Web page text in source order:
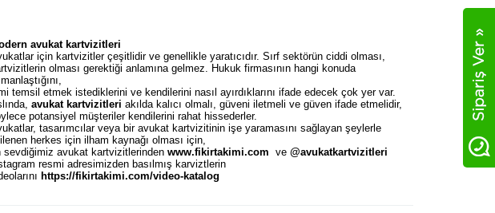
avukat kartvizitleri
için kartvizitler çeşitlidir ve genellikle yaratıcıdır. Sırf sektörün ciddi olması,
olması gerektiği anlamına gelmez. Hukuk firmasının hangi konuda
temsil etmek istediklerini ve kendilerini nasıl ayırdıklarını ifade edecek çok yer var.
avukat kartvizitleri akılda kalıcı olmalı, güveni iletmeli ve güven ifade etmelidir,
potansiyel müşteriler kendilerini rahat hissederler.
tasarımcılar veya bir avukat kartvizitinin işe yaramasını sağlayan şeylerle
herkes için ilham kaynağı olması için,
sevdiğimiz avukat kartvizitlerinden www.fikirtakimi.com ve @avukatkartvizitleri
resmi adresimizden basılmış karviztlerin
https://fikirtakimi.com/video-katalog